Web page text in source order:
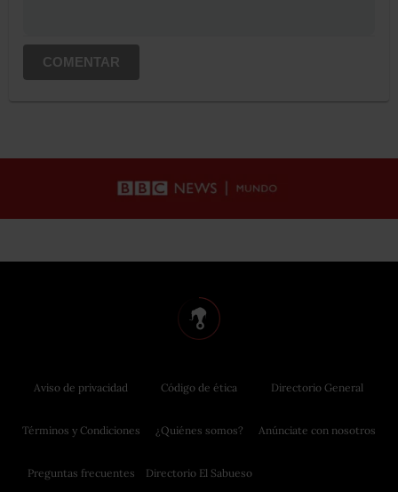
COMENTAR
Aviso de privacidad
Términos y Condiciones
Preguntas frecuentes
Código de ética
¿Quiénes somos?
Directorio El Sabueso
Directorio General
Anúnciate con nosotros